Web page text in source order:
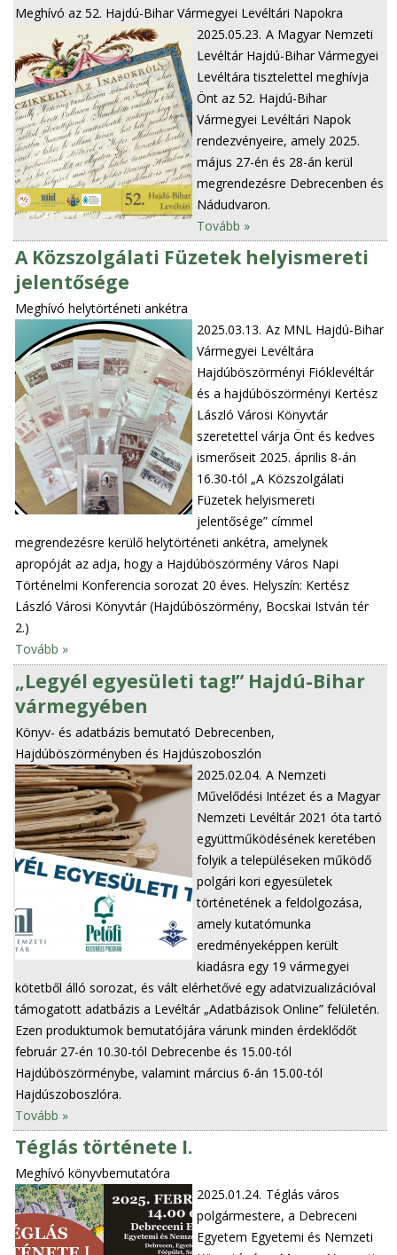
Meghívó az 52. Hajdú-Bihar Vármegyei Levéltári Napokra
2025.05.23. A Magyar Nemzeti
Levéltár Hajdú-Bihar Vármegyei
Levéltára tisztelettel meghívja
Önt az 52. Hajdú-Bihar
Vármegyei Levéltári Napok
rendezvényeire, amely 2025.
május 27-én és 28-án kerül
megrendezésre Debrecenben és
Nádudvaron.
Tovább »
A Közszolgálati Füzetek helyismereti
jelentősége
Meghívó helytörténeti ankétra
2025.03.13. Az MNL Hajdú-Bihar
Vármegyei Levéltára
Hajdúböszörményi Fióklevéltár
és a hajdúböszörményi Kertész
László Városi Könyvtár
szeretettel várja Önt és kedves
ismerőseit 2025. április 8-án
16.30-tól „A Közszolgálati
Füzetek helyismereti
jelentősége” címmel
megrendezésre kerülő helytörténeti ankétra, amelynek
apropóját az adja, hogy a Hajdúböszörmény Város Napi
Történelmi Konferencia sorozat 20 éves. Helyszín: Kertész
László Városi Könyvtár (Hajdúböszörmény, Bocskai István tér
2.)
Tovább »
„Legyél egyesületi tag!” Hajdú-Bihar
vármegyében
Könyv- és adatbázis bemutató Debrecenben,
Hajdúböszörményben és Hajdúszoboszlón
2025.02.04. A Nemzeti
Művelődési Intézet és a Magyar
Nemzeti Levéltár 2021 óta tartó
együttműködésének keretében
folyik a településeken működő
polgári kori egyesületek
történetének a feldolgozása,
amely kutatómunka
eredményeképpen került
kiadásra egy 19 vármegyei
kötetből álló sorozat, és vált elérhetővé egy adatvizualizációval
támogatott adatbázis a Levéltár „Adatbázisok Online” felületén.
Ezen produktumok bemutatójára várunk minden érdeklődőt
február 27-én 10.30-tól Debrecenbe és 15.00-tól
Hajdúböszörménybe, valamint március 6-án 15.00-tól
Hajdúszoboszlóra.
Tovább »
Téglás története I.
Meghívó könyvbemutatóra
2025.01.24. Téglás város
polgármestere, a Debreceni
Egyetem Egyetemi és Nemzeti